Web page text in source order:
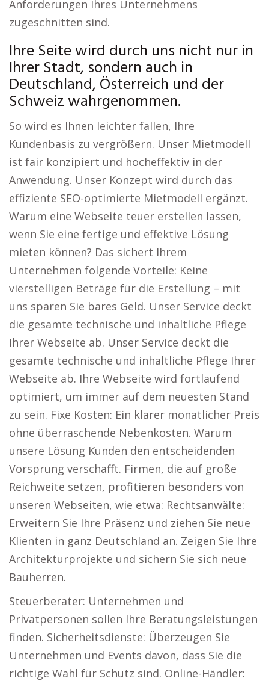
Anforderungen Ihres Unternehmens
zugeschnitten sind.
Ihre Seite wird durch uns nicht nur in
Ihrer Stadt, sondern auch in
Deutschland, Österreich und der
Schweiz wahrgenommen.
So wird es Ihnen leichter fallen, Ihre
Kundenbasis zu vergrößern. Unser Mietmodell
ist fair konzipiert und hocheffektiv in der
Anwendung. Unser Konzept wird durch das
effiziente SEO-optimierte Mietmodell ergänzt.
Warum eine Webseite teuer erstellen lassen,
wenn Sie eine fertige und effektive Lösung
mieten können? Das sichert Ihrem
Unternehmen folgende Vorteile: Keine
vierstelligen Beträge für die Erstellung – mit
uns sparen Sie bares Geld. Unser Service deckt
die gesamte technische und inhaltliche Pflege
Ihrer Webseite ab. Unser Service deckt die
gesamte technische und inhaltliche Pflege Ihrer
Webseite ab. Ihre Webseite wird fortlaufend
optimiert, um immer auf dem neuesten Stand
zu sein. Fixe Kosten: Ein klarer monatlicher Preis
ohne überraschende Nebenkosten. Warum
unsere Lösung Kunden den entscheidenden
Vorsprung verschafft. Firmen, die auf große
Reichweite setzen, profitieren besonders von
unseren Webseiten, wie etwa: Rechtsanwälte:
Erweitern Sie Ihre Präsenz und ziehen Sie neue
Klienten in ganz Deutschland an. Zeigen Sie Ihre
Architekturprojekte und sichern Sie sich neue
Bauherren.
Steuerberater: Unternehmen und
Privatpersonen sollen Ihre Beratungsleistungen
finden. Sicherheitsdienste: Überzeugen Sie
Unternehmen und Events davon, dass Sie die
richtige Wahl für Schutz sind. Online-Händler: